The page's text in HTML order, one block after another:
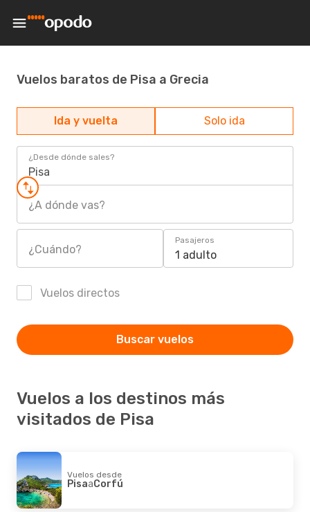
Vuelos baratos de Pisa a Grecia
Ida y vuelta Solo ida
¿Desde dónde sales?
Pisa
¿A dónde vas?
¿Cuándo?
Pasajeros
1 adulto
Vuelos directos
Buscar vuelos
Vuelos a los destinos más
visitados de Pisa
Vuelos desde
PisaaCorfú